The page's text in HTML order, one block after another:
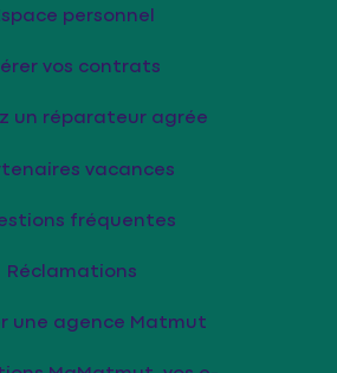
personnel
vos contrats
un réparateur agrée
vacances
fréquentes
Réclamations
une agence Matmut